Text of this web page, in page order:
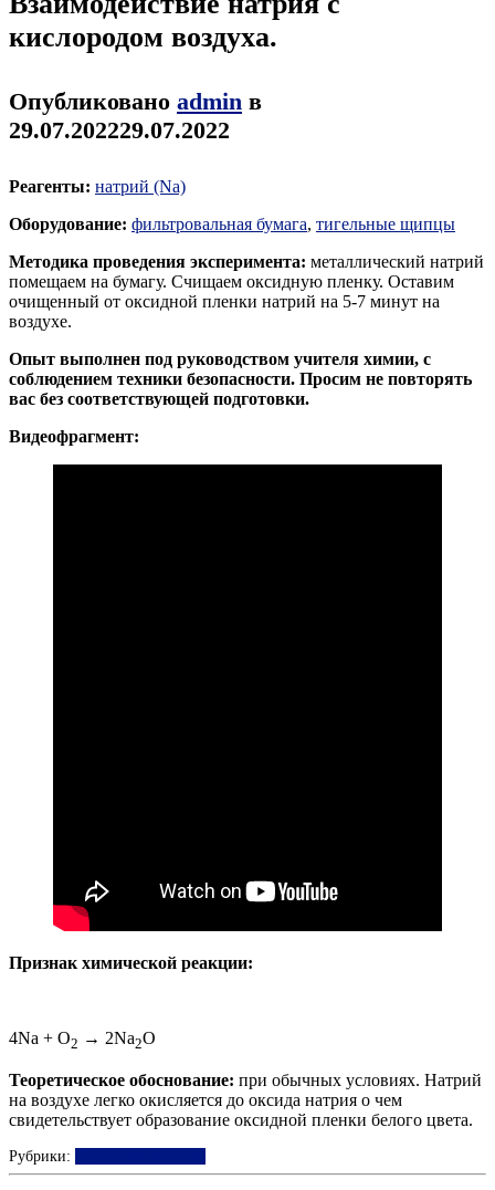
кислородом воздуха.
Опубликовано admin в
29.07.202229.07.2022
Реагенты: натрий (Na)
Оборудование: фильтровальная бумага, тигельные щипцы
Методика проведения эксперимента: металлический натрий
помещаем на бумагу. Счищаем оксидную пленку. Оставим
очищенный от оксидной пленки натрий на 5-7 минут на
воздухе.
Опыт выполнен под руководством учителя химии, с
соблюдением техники безопасности. Просим не повторять
вас без соответствующей подготовки.
Видеофрагмент:
Признак химической реакции:
4Na + O2 → 2Na2O
Теоретическое обоснование: при обычных условиях. Натрий
на воздухе легко окисляется до оксида натрия о чем
свидетельствует образование оксидной пленки белого цвета.
Рубрики: